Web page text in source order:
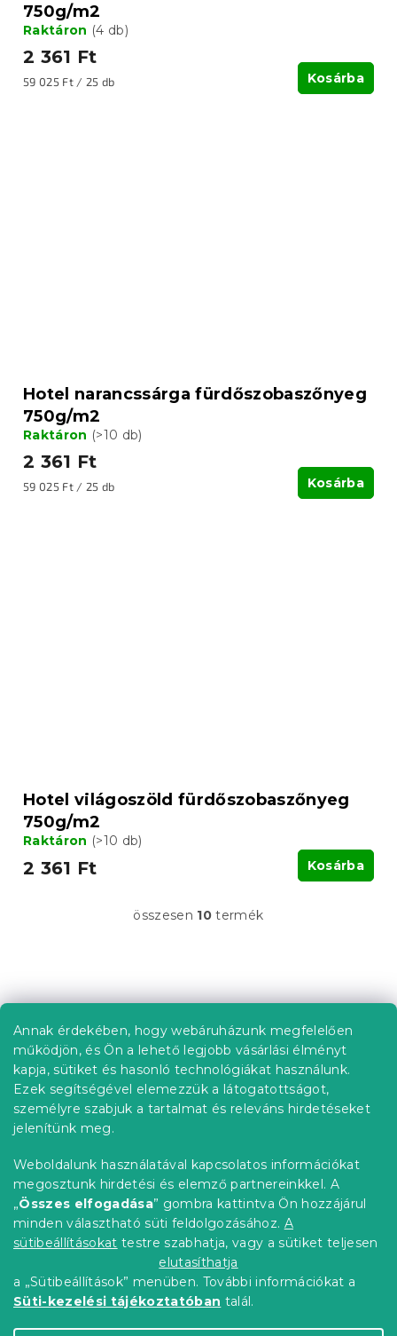
Annak érdekében, hogy webáruházunk megfelelően
működjön, és Ön a lehető legjobb vásárlási élményt
kapja, sütiket és hasonló technológiákat használunk.
Ezek segítségével elemezzük a látogatottságot,
személyre szabjuk a tartalmat és releváns hirdetéseket
jelenítünk meg.
Weboldalunk használatával kapcsolatos információkat
megosztunk hirdetési és elemző partnereinkkel. A
„Összes elfogadása” gombra kattintva Ön hozzájárul
minden választható süti feldolgozásához. A
sütibeállításokat testre szabhatja, vagy a sütiket teljesen
elutasíthatja
a „Sütibeállítások” menüben. További információkat a
Süti-kezelési tájékoztatóban talál.
750g/m2
Raktáron (4 db)
2 361 Ft
Egységár:
59 025 Ft / 25 db Kosárba
Hotel narancssárga fürdőszobaszőnyeg
750g/m2
Raktáron (>10 db)
2 361 Ft
Egységár:
59 025 Ft / 25 db Kosárba
Hotel világoszöld fürdőszobaszőnyeg
750g/m2
Raktáron (>10 db)
2 361 Ft Kosárba
L
i
r
á
n
y
í
t
e
l
e
m
e
i
összesen 10 termék
á
Információ az Ön számára
Rendelés követése
Szállítási lehetőségek
Fizetési lehetőségek
Reklamáció és áruvisszaküldés
Elérhetőség
Általános szerződési feltételek
Adatvédelmi nyilatkozat
Blog
Partnereinknek